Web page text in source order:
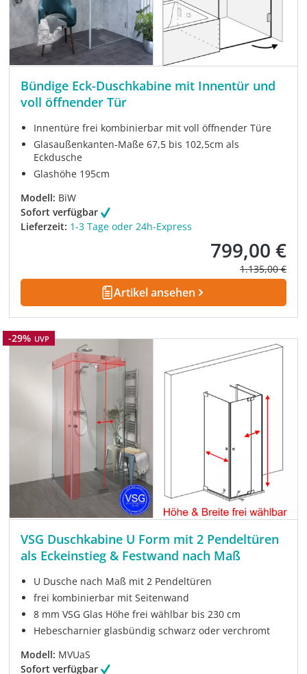
Bündige Eck-Duschkabine mit Innentür und
voll öffnender Tür
Innentüre frei kombinierbar mit voll öffnender Türe
Glasaußenkanten-Maße 67,5 bis 102,5cm als
Eckdusche
Glashöhe 195cm
Modell: BiW
Sofort verfügbar
Lieferzeit: 1-3 Tage oder 24h-Express
Verkaufspreis:
799,00 €
Regulärer
1.135,00 €
Artikel ansehen
Rabatt
-29% UVP
VSG Duschkabine U Form mit 2 Pendeltüren
als Eckeinstieg & Festwand nach Maß
U Dusche nach Maß mit 2 Pendeltüren
frei kombinierbar mit Seitenwand
8 mm VSG Glas Höhe frei wählbar bis 230 cm
Hebescharnier glasbündig schwarz oder verchromt
Modell: MVUaS
Sofort verfügbar